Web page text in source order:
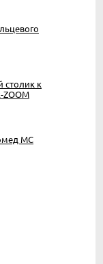
столик к
ZOOM
МС